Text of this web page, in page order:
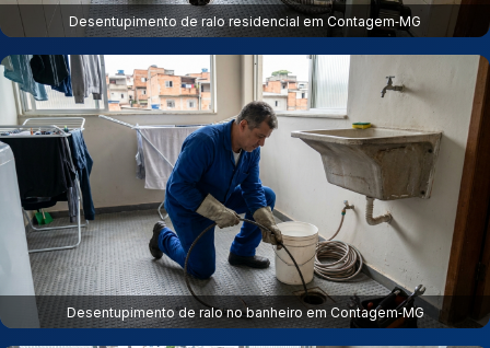
Desentupimento de ralo residencial em Contagem‑MG
Desentupimento de ralo no banheiro em Contagem‑MG